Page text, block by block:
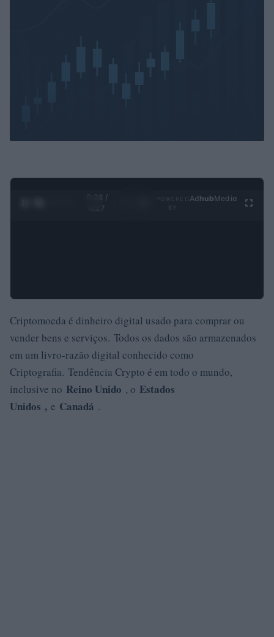
0:29 /
4:27
Ad hubMedia
Criptomoeda é dinheiro digital usado para comprar ou
vender bens e serviços. Todos os dados são armazenados
em um livro-razão digital conhecido como
Criptografia. Tendência Crypto é em todo o mundo,
inclusive no Reino Unido , o Estados
Unidos , e Canadá .